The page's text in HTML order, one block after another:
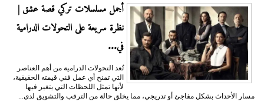
أجمل مسلسلات تركي قصة عشق |
نظرة سريعة على التحولات الدرامية
في...
تُعد التحولات الدرامية من أهم العناصر
التي تمنح أي عمل فني قيمته الحقيقية،
لأنها تمثل اللحظات التي يتغير فيها
مسار الأحداث بشكل مفاجئ أو تدريجي، مما يخلق حالة من الترقب والتشويق لدى...